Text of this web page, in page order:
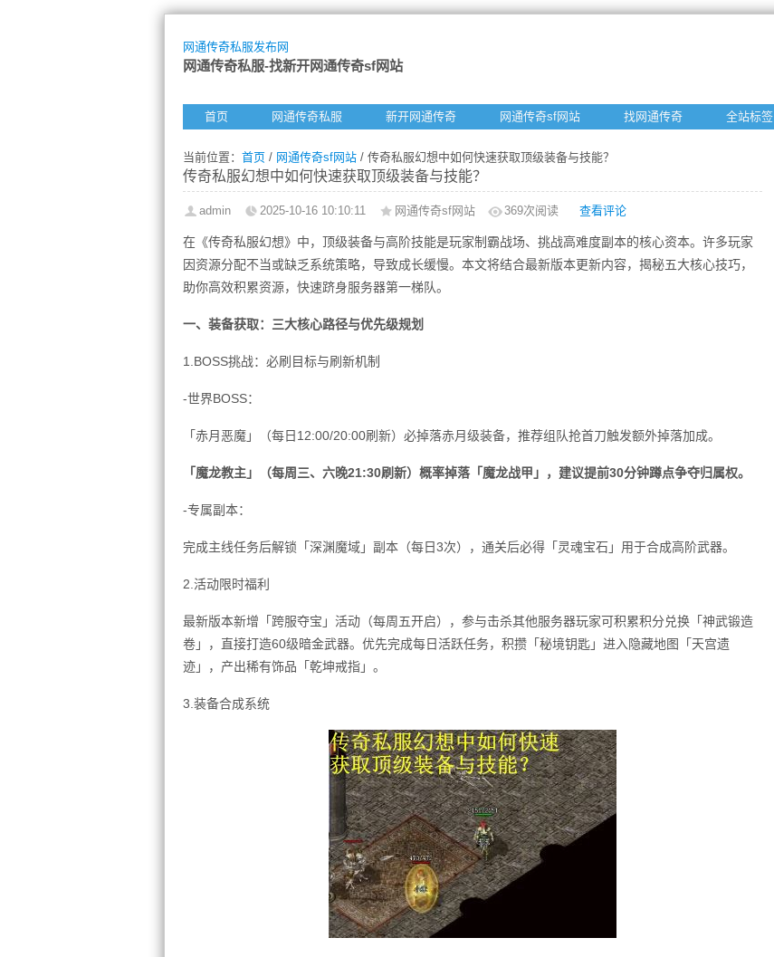
网通传奇私服发布网
网通传奇私服-找新开网通传奇sf网站
首页 网通传奇私服 新开网通传奇 网通传奇sf网站 找网通传奇 全站标签
当前位置： 首页 / 网通传奇sf网站 / 传奇私服幻想中如何快速获取顶级装备与技能？
传奇私服幻想中如何快速获取顶级装备与技能？
admin 2025-10-16 10:10:11 网通传奇sf网站 369次阅读 查看评论
在《传奇私服幻想》中，顶级装备与高阶技能是玩家制霸战场、挑战高难度副本的核心资本。许多玩家
因资源分配不当或缺乏系统策略，导致成长缓慢。本文将结合最新版本更新内容，揭秘五大核心技巧，
助你高效积累资源，快速跻身服务器第一梯队。
一、装备获取：三大核心路径与优先级规划
1.BOSS挑战：必刷目标与刷新机制
-世界BOSS：
「赤月恶魔」（每日12:00/20:00刷新）必掉落赤月级装备，推荐组队抢首刀触发额外掉落加成。
「魔龙教主」（每周三、六晚21:30刷新）概率掉落「魔龙战甲」，建议提前30分钟蹲点争夺归属权。
-专属副本：
完成主线任务后解锁「深渊魔域」副本（每日3次），通关后必得「灵魂宝石」用于合成高阶武器。
2.活动限时福利
最新版本新增「跨服夺宝」活动（每周五开启），参与击杀其他服务器玩家可积累积分兑换「神武锻造
卷」，直接打造60级暗金武器。优先完成每日活跃任务，积攒「秘境钥匙」进入隐藏地图「天宫遗
迹」，产出稀有饰品「乾坤戒指」。
3.装备合成系统